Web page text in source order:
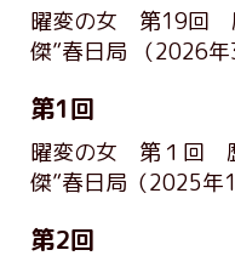
曜変の女 第19回
傑”春日局
（2026
第1回
曜変の女 第１回
傑”春日局 （2025年
第2回